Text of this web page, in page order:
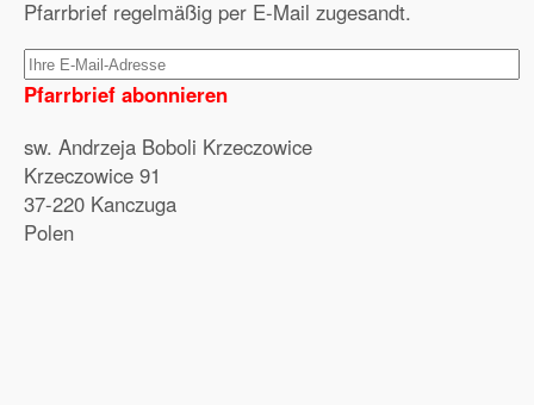
Pfarrbrief regelmäßig per E-Mail zugesandt.
Pfarrbrief abonnieren
sw. Andrzeja Boboli Krzeczowice
Krzeczowice 91
37-220 Kanczuga
Polen